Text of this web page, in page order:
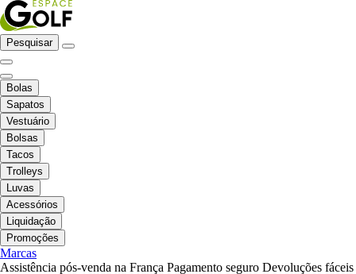
Pesquisar
Bolas
Sapatos
Vestuário
Bolsas
Tacos
Trolleys
Luvas
Acessórios
Liquidação
Promoções
Marcas
Assistência pós-venda na França Pagamento seguro Devoluções fáceis